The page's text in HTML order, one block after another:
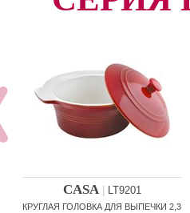
CASA LT9201
КРУГЛАЯ ГОЛОВКА ДЛЯ ВЫПЕЧКИ 2,3